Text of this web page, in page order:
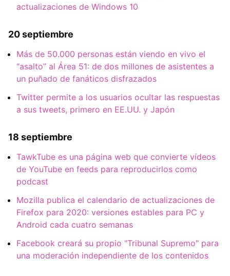
actualizaciones de Windows 10
20 septiembre
Más de 50.000 personas están viendo en vivo el
“asalto” al Área 51: de dos millones de asistentes a
un puñado de fanáticos disfrazados
Twitter permite a los usuarios ocultar las respuestas
a sus tweets, primero en EE.UU. y Japón
18 septiembre
TawkTube es una página web que convierte vídeos
de YouTube en feeds para reproducirlos como
podcast
Mozilla publica el calendario de actualizaciones de
Firefox para 2020: versiones estables para PC y
Android cada cuatro semanas
Facebook creará su propio "Tribunal Supremo" para
una moderación independiente de los contenidos